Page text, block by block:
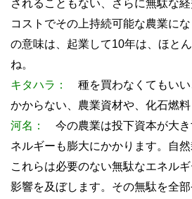
されることもない、さらに無駄な
コストでその上持続可能な農業に
の意味は、起業して10年は、ほと
ね。
キタハラ：
種を買わなくてもいい
かからない、農業資材や、化石燃料
河名：
今の農業は投下資本が大
ネルギーも膨大にかかります。自
これらは必要のない無駄なエネル
影響を及ぼします。その無駄を全